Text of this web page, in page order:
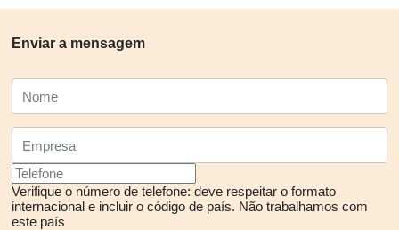
Enviar a mensagem
Verifique o número de telefone: deve respeitar o formato
internacional e incluir o código de país. Não trabalhamos com
este país